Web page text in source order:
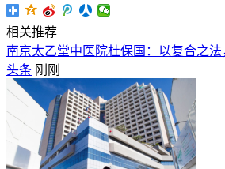
相关推荐
南京太乙堂中医院杜保国：以复合之
头条 刚刚